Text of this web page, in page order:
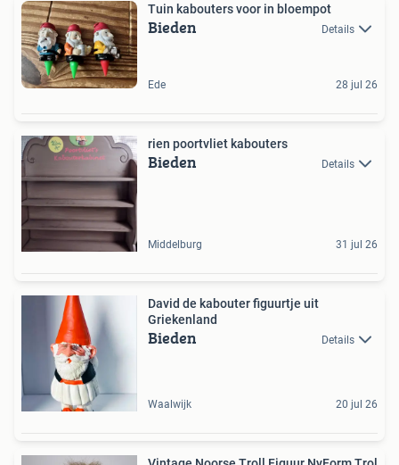
Tuin kabouters voor in bloempot
Bieden Details
Ede 28 jul 26
rien poortvliet kabouters
Bieden Details
Middelburg 31 jul 26
David de kabouter figuurtje uit
Griekenland
Bieden Details
Waalwijk 20 jul 26